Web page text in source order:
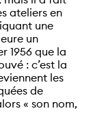
ateliers en
une
un
1956 que la
: c’est la
les
de
« son nom,